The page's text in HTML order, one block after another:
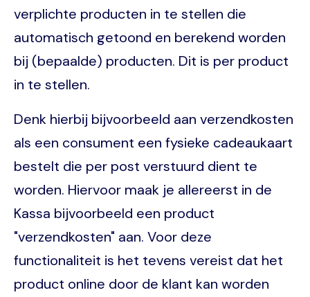
verplichte producten in te stellen die
automatisch getoond en berekend worden
bij (bepaalde) producten. Dit is per product
in te stellen.
Denk hierbij bijvoorbeeld aan verzendkosten
als een consument een fysieke cadeaukaart
bestelt die per post verstuurd dient te
worden. Hiervoor maak je allereerst in de
Kassa bijvoorbeeld een product
"verzendkosten" aan. Voor deze
functionaliteit is het tevens vereist dat het
product online door de klant kan worden